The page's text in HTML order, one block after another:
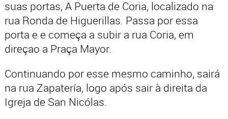
suas portas, A Puerta de Coria, localizado na
rua Ronda de Higuerillas. Passa por essa
porta e e começa a subir a rua Coria, em
direçao a Praça Mayor.
Continuando por esse mesmo caminho, sairá
na rua Zapatería, logo após sair à direita da
Igreja de San Nicólas.